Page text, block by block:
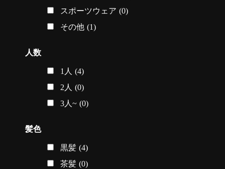
スポーツウェア (0)
その他 (1)
人数
1人 (4)
2人 (0)
3人~ (0)
髪色
黒髪 (4)
茶髪 (0)